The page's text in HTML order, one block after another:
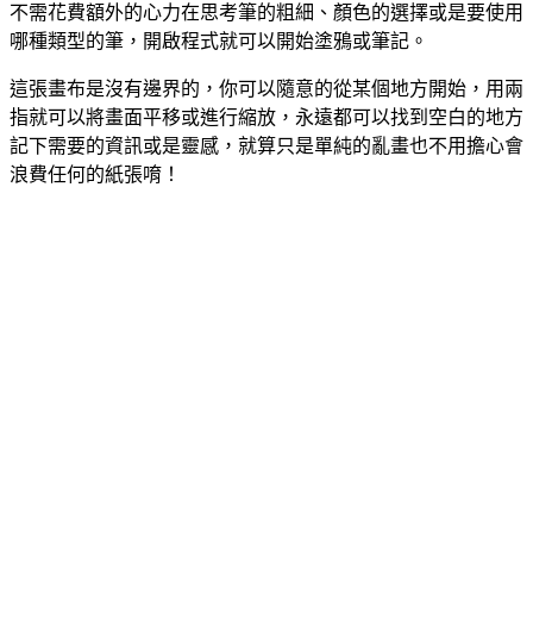
不需花費額外的心力在思考筆的粗細、顏色的選擇或是要使用
哪種類型的筆，開啟程式就可以開始塗鴉或筆記。
這張畫布是沒有邊界的，你可以隨意的從某個地方開始，用兩
指就可以將畫面平移或進行縮放，永遠都可以找到空白的地方
記下需要的資訊或是靈感，就算只是單純的亂畫也不用擔心會
浪費任何的紙張唷！